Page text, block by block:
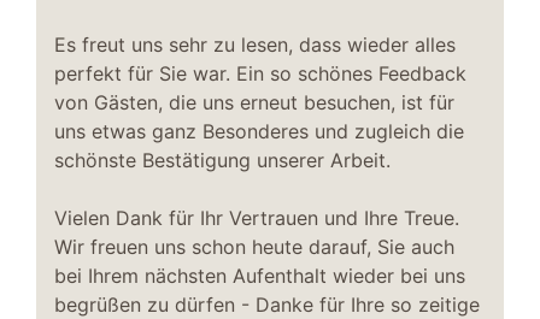
Es freut uns sehr zu lesen, dass wieder alles
perfekt für Sie war. Ein so schönes Feedback
von Gästen, die uns erneut besuchen, ist für
uns etwas ganz Besonderes und zugleich die
schönste Bestätigung unserer Arbeit.
Vielen Dank für Ihr Vertrauen und Ihre Treue.
Wir freuen uns schon heute darauf, Sie auch
bei Ihrem nächsten Aufenthalt wieder bei uns
begrüßen zu dürfen - Danke für Ihre so zeitige